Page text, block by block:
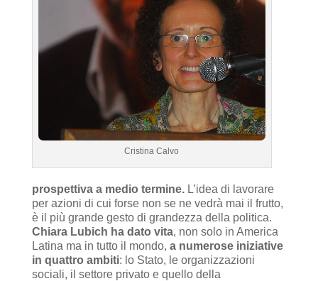
Cristina Calvo
prospettiva a medio termine.L’idea di lavorare
per azioni di cui forse non se ne vedrà mai il frutto,
è il più grande gesto di grandezza della politica.
Chiara Lubich ha dato vita, non solo in America
Latina ma in tutto il mondo, a numerose iniziative
in quattro ambiti: lo Stato, le organizzazioni
sociali, il settore privato e quello della